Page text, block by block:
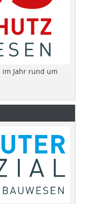
im Jahr rund um